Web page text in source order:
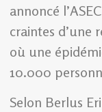
annoncé
craintes d’une
où une
10.000
Selon Berlus